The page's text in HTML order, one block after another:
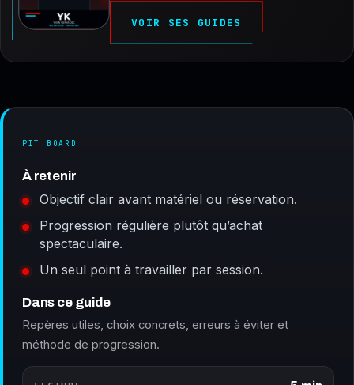
VOIR SES GUIDES
PIT BOARD
À retenir
Objectif clair avant matériel ou réservation.
Progression régulière plutôt qu’achat
spectaculaire.
Un seul point à travailler par session.
Dans ce guide
Repères utiles, choix concrets, erreurs à éviter et
méthode de progression.